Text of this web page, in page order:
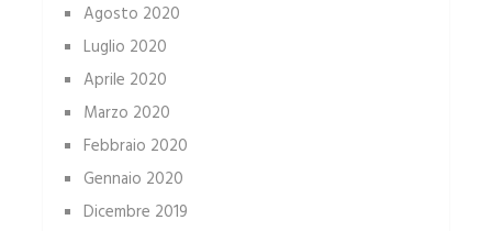
Agosto 2020
Luglio 2020
Aprile 2020
Marzo 2020
Febbraio 2020
Gennaio 2020
Dicembre 2019